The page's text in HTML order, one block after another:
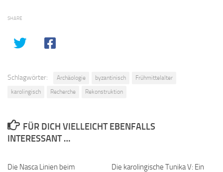
SHARE
Schlagwörter: Archäologie byzantinisch
Frühmittelalter
karolingisch
Recherche Rekonstruktion
FÜR DICH VIELLEICHT EBENFALLS
INTERESSANT …
Die Nasca Linien beim
Die karolingische Tunika V: Ein